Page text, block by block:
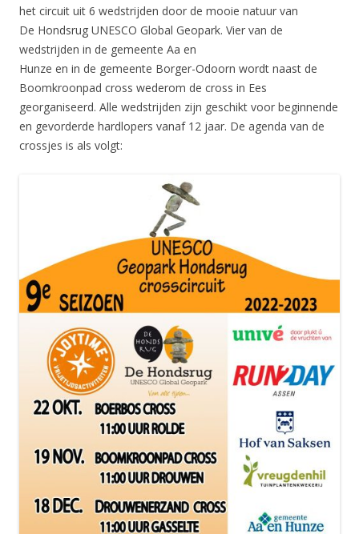
het circuit uit 6 wedstrijden door de mooie natuur van
De Hondsrug UNESCO Global Geopark. Vier van de
wedstrijden in de gemeente Aa en
Hunze en in de gemeente Borger-Odoorn wordt naast de
Boomkroonpad cross wederom de cross in Ees
georganiseerd. Alle wedstrijden zijn geschikt voor beginnende
en gevorderde hardlopers vanaf 12 jaar. De agenda van de
crossjes is als volgt: